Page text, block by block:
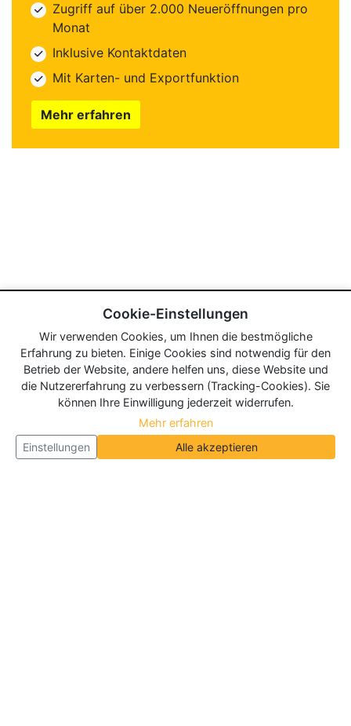
Zugriff auf über 2.000 Neueröffnungen pro
Monat
Inklusive Kontaktdaten
Mit Karten- und Exportfunktion
Mehr erfahren
Cookie-Einstellungen
Wir verwenden Cookies, um Ihnen die bestmögliche
Erfahrung zu bieten. Einige Cookies sind notwendig für den
Betrieb der Website, andere helfen uns, diese Website und
die Nutzererfahrung zu verbessern (Tracking-Cookies). Sie
können Ihre Einwilligung jederzeit widerrufen.
Mehr erfahren
Einstellungen
Alle akzeptieren